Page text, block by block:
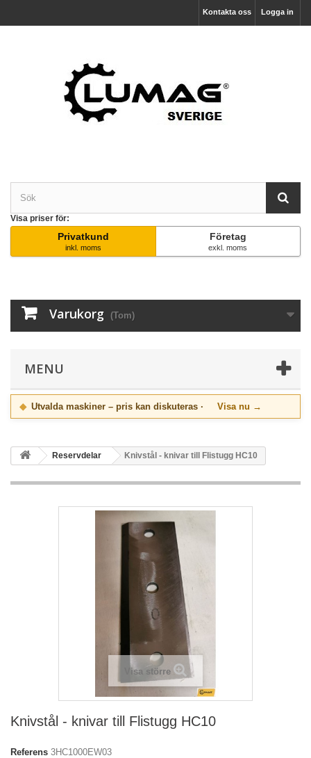
Logga in
Kontakta oss
Visa priser för:
Privatkund
inkl. moms
Företag
exkl. moms
Varukorg (Tom)
MENU
◆ Utvalda maskiner – pris kan diskuteras · Visa nu →
Reservdelar Knivstål - knivar till Flistugg HC10
Visa större
Knivstål - knivar till Flistugg HC10
Referens 3HC1000EW03